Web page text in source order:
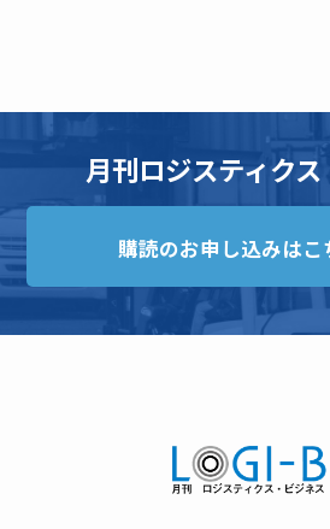
月刊ロジスティク
購読のお申し込みはこ